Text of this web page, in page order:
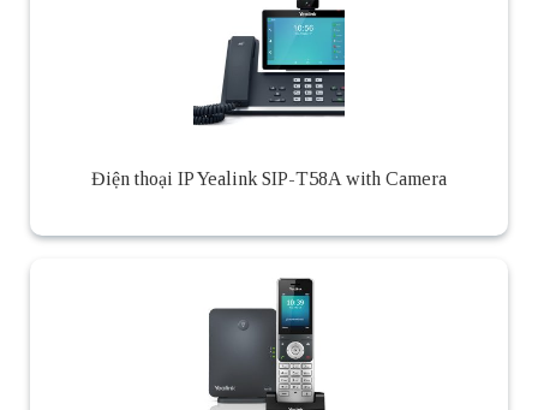
Điện thoại IP Yealink SIP-T58A with Camera